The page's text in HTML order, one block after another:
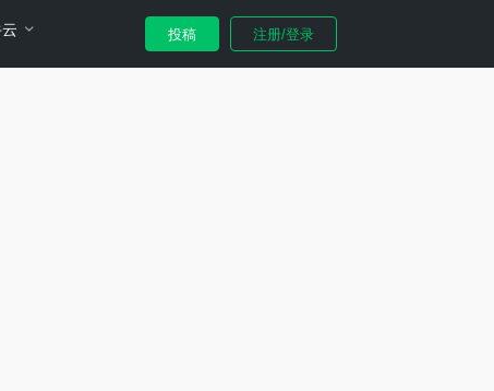
投稿 注册/登录